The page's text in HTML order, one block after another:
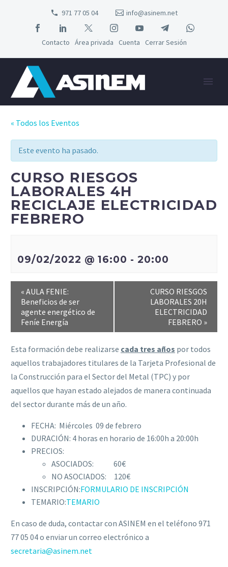
971 77 05 04 info@asinem.net
Contacto Área privada Cuenta Cerrar Sesión
« Todos los Eventos
Este evento ha pasado.
CURSO RIESGOS
LABORALES 4H
RECICLAJE ELECTRICIDAD
FEBRERO
09/02/2022 @ 16:00 -20:00
« AULA FENIE:
Beneficios de ser
agente energético de
Feníe Energía
CURSO RIESGOS
LABORALES 20H
ELECTRICIDAD
FEBRERO »
Esta formación debe realizarse cada tres años por todos
aquellos trabajadores titulares de la Tarjeta Profesional de
la Construcción para el Sector del Metal (TPC) y por
aquellos que hayan estado alejados de manera continuada
del sector durante más de un año.
FECHA: Miércoles 09 de febrero
DURACIÓN: 4 horas en horario de 16:00h a 20:00h
PRECIOS:
ASOCIADOS: 60€
NO ASOCIADOS: 120€
INSCRIPCIÓN:FORMULARIO DE INSCRIPCIÓN
TEMARIO:TEMARIO
En caso de duda, contactar con ASINEM en el teléfono 971
77 05 04 o enviar un correo electrónico a
secretaria@asinem.net